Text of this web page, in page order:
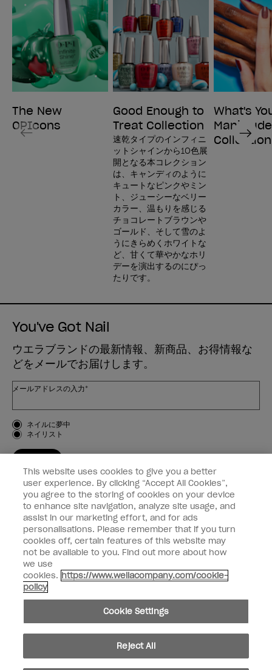
The New
OPIcons
Good Enough to
Treat Collection
速乾タイプのインフィニ
ットシャインから10色展
開となる本コレクション
は、キャンディのように
キュートなピンクやミン
ト、ジューシーなベリー
カラー、温もりを感じる
チョコレートブラウンや
ゴールド、そして雪のよ
うにきらめくホワイトな
ど、甘くて華やかなホリ
デーを演出するのにぴっ
たりです。
What's
Mani-
Collection
Previous Next
You've Got Nail
ウエラブランドの最新情報、新商品、お得情報な
どをメールでお届けします。
メールアドレスの入力*
お客様のタイプ
ネイルに夢中
ネイリスト
OPI
個人情報の取り扱い
facebookinstagram
個人情報を共有または販売しないでください
© Copyright 2024, Wella Operations US LLC, 無断複写・転載を禁じます。
This website uses cookies to give you a better
user experience. By clicking “Accept All Cookies”,
you agree to the storing of cookies on your device
to enhance site navigation, analyze site usage, and
assist in our marketing effort, and for ads
personalisations. Please remember that if you turn
cookies off, certain features of this website may
not be available to you. Find out more about how
we use
cookies. https://www.wellacompany.com/cookie-
policy
Cookie Settings
Reject All